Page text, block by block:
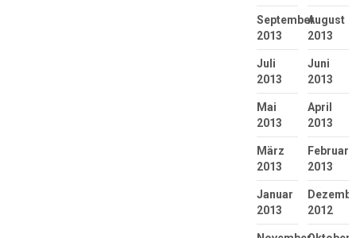
September
2013
August
2013
Juli
2013
Juni
2013
Mai
2013
April
2013
März
2013
Februar
2013
Januar
2013
2012